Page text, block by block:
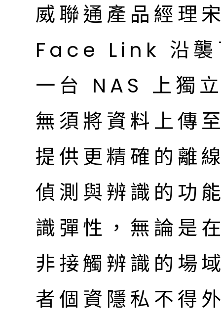
威聯通產品經理
Face Link 沿
一台 NAS 上獨
無須將資料上傳
提供更精確的離
偵測與辨識的功
識彈性，無論是
非接觸辨識的場
者個資隱私不得